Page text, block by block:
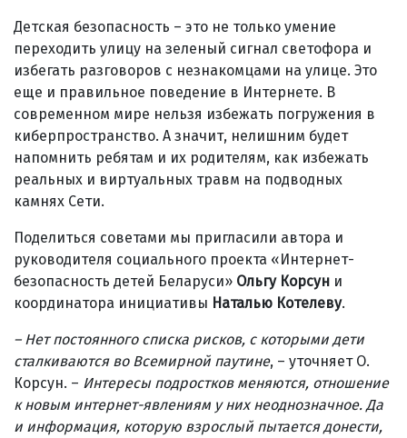
Детская безопасность – это не только умение
переходить улицу на зеленый сигнал светофора и
избегать разговоров с незнакомцами на улице. Это
еще и правильное поведение в Интернете. В
современном мире нельзя избежать погружения в
киберпространство. А значит, нелишним будет
напомнить ребятам и их родителям, как избежать
реальных и виртуальных травм на подводных
камнях Сети.
Поделиться советами мы пригласили автора и
руководителя социального проекта «Интернет-
безопасность детей Беларуси» Ольгу Корсун и
координатора инициативы Наталью Котелеву.
– Нет постоянного списка рисков, с которыми дети
сталкиваются во Всемирной паутине, – уточняет О.
Корсун. – Интересы подростков меняются, отношение
к новым интернет-явлениям у них неоднозначное. Да
и информация, которую взрослый пытается донести,